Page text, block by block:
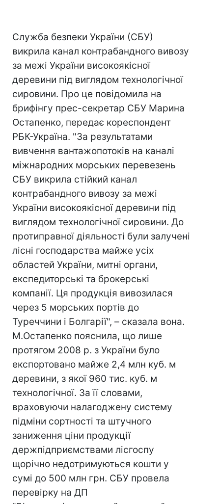
Служба безпеки України (СБУ)
викрила канал контрабандного вивозу
за межі України високоякісної
деревини під виглядом технологічної
сировини. Про це повідомила на
брифінгу прес-секретар СБУ Марина
Остапенко, передає кореспондент
РБК-Україна. "За результатами
вивчення вантажопотоків на каналі
міжнародних морських перевезень
СБУ викрила стійкий канал
контрабандного вивозу за межі
України високоякісної деревини під
виглядом технологічної сировини. До
протиправної діяльності були залучені
лісні господарства майже усіх
областей України, митні органи,
експедиторські та брокерські
компанії. Ця продукція вивозилася
через 5 морських портів до
Туреччини і Болгарії", – сказала вона.
М.Остапенко пояснила, що лише
протягом 2008 р. з України було
експортовано майже 2,4 млн куб. м
деревини, з якої 960 тис. куб. м
технологічної. За її словами,
враховуючи налагоджену систему
підміни сортності та штучного
заниження ціни продукції
держпідприємствами лісгоспу
щорічно недотримуються кошти у
сумі до 500 млн грн. СБУ провела
перевірку на ДП